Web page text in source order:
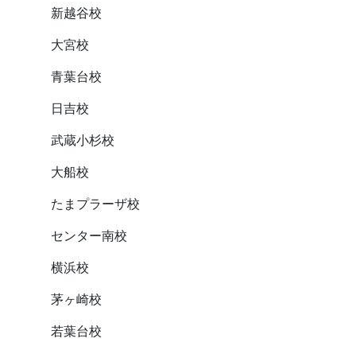
新越谷校
大宮校
青葉台校
日吉校
武蔵小杉校
大船校
たまプラーザ校
センター南校
横浜校
茅ヶ崎校
若葉台校